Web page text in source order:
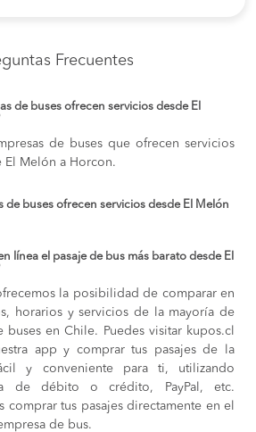
Frecuentes
de buses ofrecen servicios desde El
de buses que ofrecen servicios
El Melón a Horcon.
de buses ofrecen servicios desde El Melón
línea el pasaje de bus más barato desde El
la posibilidad de comparar en
horarios y servicios de la mayoría de
buses en Chile. Puedes visitar kupos.cl
app y comprar tus pasajes de la
y conveniente para ti, utilizando
de débito o crédito, PayPal, etc.
comprar tus pasajes directamente en el
de bus.